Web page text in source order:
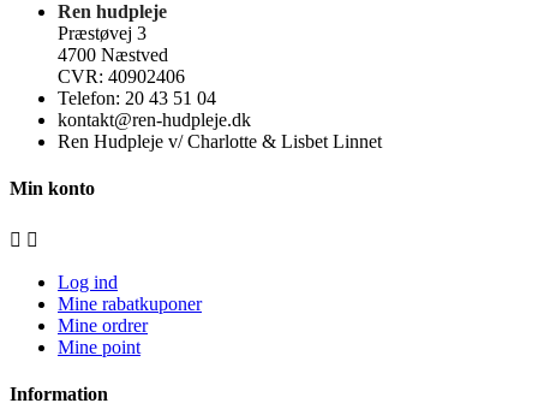
Ren hudpleje
Præstøvej 3
4700 Næstved
CVR: 40902406
Telefon: 20 43 51 04
kontakt@ren-hudpleje.dk
Ren Hudpleje v/ Charlotte & Lisbet Linnet
Min konto
 
Log ind
Mine rabatkuponer
Mine ordrer
Mine point
Information